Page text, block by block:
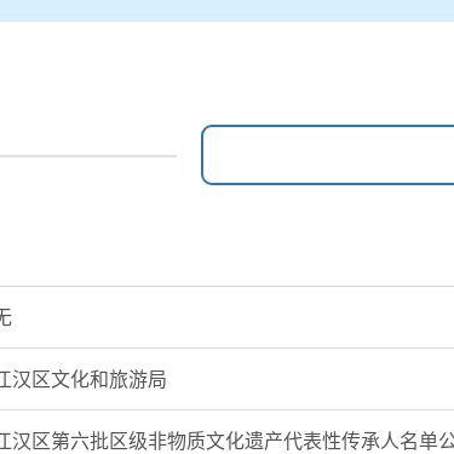
汉区文化和旅游局
汉区第六批区级非物质文化遗产代表性传承人名单